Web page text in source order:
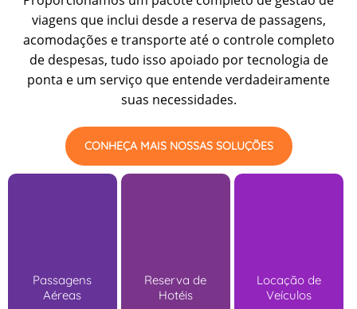
Passagens
Aéreas
Reserva de
Hotéis
Locação de
Veículos
viagens que inclui desde a reserva de passagens,
acomodações e transporte até o controle completo
de despesas, tudo isso apoiado por tecnologia de
ponta e um serviço que entende verdadeiramente
suas necessidades.
CONHEÇA MAIS NOSSAS SOLUÇÕES